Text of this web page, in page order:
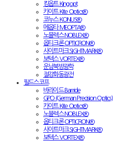
킹옵트 Kingopt
카이트 Kite Optics®
코누스 KONUS®
메옵타 MEOPTA®
노블렉스 NOBLEX®
옵티크론 OPTICRON®
사이트마크 SIGHTMARK®
보텍스 VORTEX®
운남북방광학
절강화동광전
필드스코프
바라이드 Barride
GPO (German Precision Optics)
카이트 Kite Optics®
노블렉스 NOBLEX®
옵티크론 OPTICRON®
사이트마크 SIGHTMARK®
보텍스 VORTEX®